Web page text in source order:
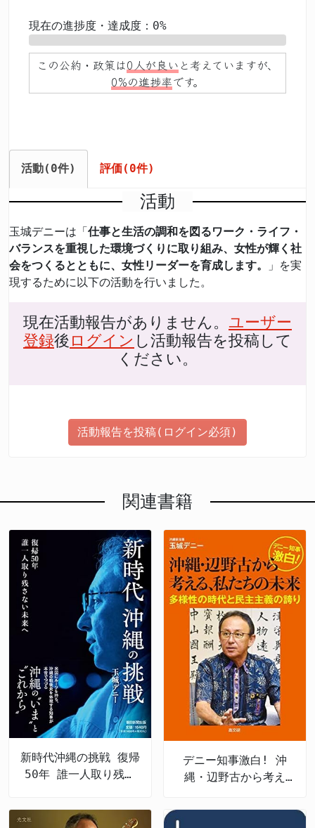
現在の進捗度・達成度：0%
この公約・政策は0人が良い と考えていますが、
0%の進捗率です。
活動(0件) 評価(0件)
活動
玉城デニーは「仕事と生活の調和を図るワーク・ライフ・
バランスを重視した環境づくりに取り組み、女性が輝く社
会をつくるとともに、女性リーダーを育成します。
」を実
現するために以下の活動を行いました。
現在活動報告がありません。 ユーザー
登録後 ログイン し活動報告を投稿して
ください。
活動報告を投稿(ログイン必須)
関連書籍
新時代沖縄の挑戦 復帰
50年 誰一人取り残さ
デニー知事激白! 沖
縄・辺野古から考え